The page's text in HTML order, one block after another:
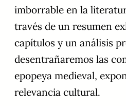
imborrable en la
través de un resumen
capítulos y un análisis
desentrañaremos las
epopeya medieval,
relevancia cultural.